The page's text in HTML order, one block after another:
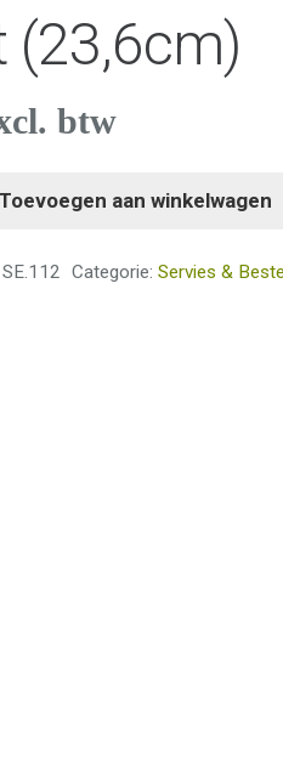
(23,6cm)
btw
Toevoegen aan winkelwagen
SE.112 Categorie: Servies &